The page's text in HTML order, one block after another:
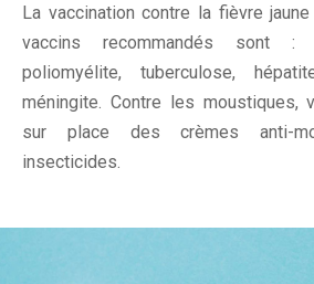
La vaccination contre la fièvre
vaccins recommandés sont :
poliomyélite, tuberculose,
méningite. Contre les moustiques,
sur place des crèmes anti-
insecticides.